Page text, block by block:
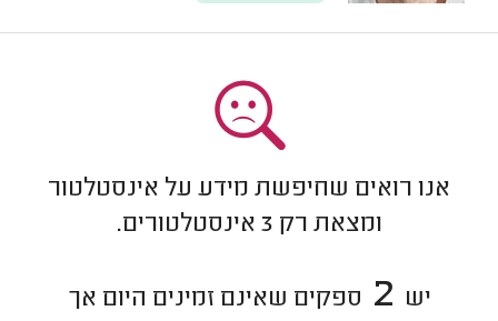
אנו רואים שחיפשת מידע על אינסטלטור
ומצאת רק 3 אינסטלטורים.
יש 2 ספקים שאינם זמינים היום אך